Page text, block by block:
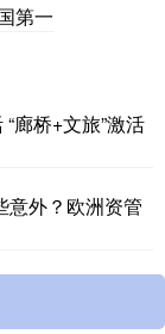
第一
廊桥+文旅”激活
意外？欧洲资管